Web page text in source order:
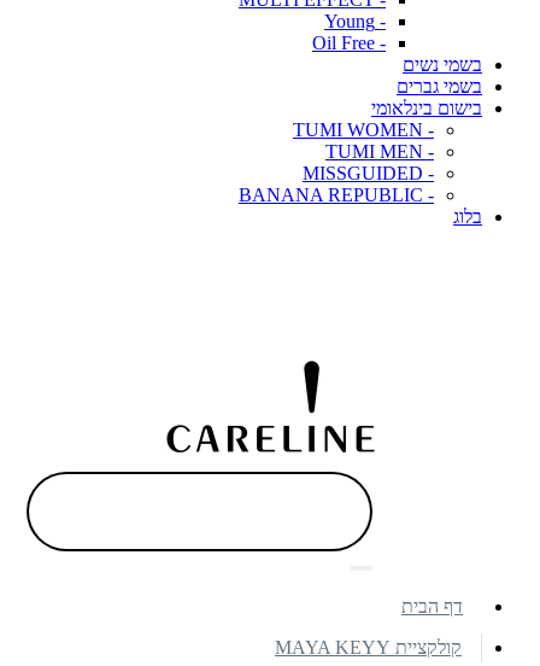
- Young
- Oil Free
בשמי נשים
בשמי גברים
בישום בינלאומי
- TUMI WOMEN
- TUMI MEN
- MISSGUIDED
- BANANA REPUBLIC
בלוג
דף הבית
קולקציית MAYA KEYY